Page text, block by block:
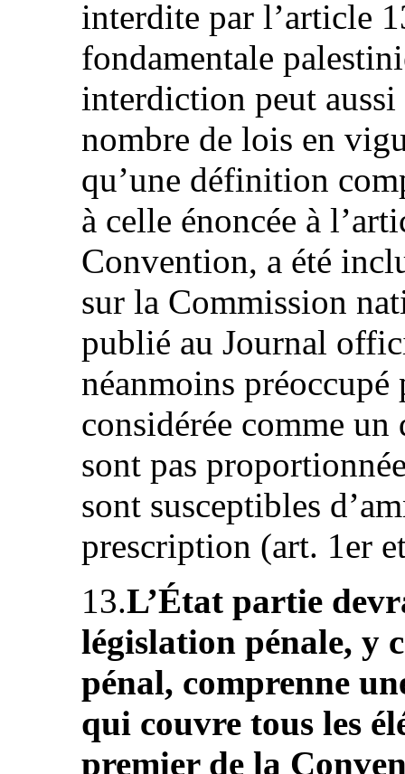
interdite par l’article
fondamentale
interdiction peut aussi
nombre de lois en
qu’une définition
à celle énoncée à
Convention, a été
sur la Commission
publié au Journal
néanmoins
considérée comme
sont pas
sont susceptibles
prescription (art. 1er
13.L’État partie
législation pénale, y
pénal, comprenne
qui couvre tous les
premier de la